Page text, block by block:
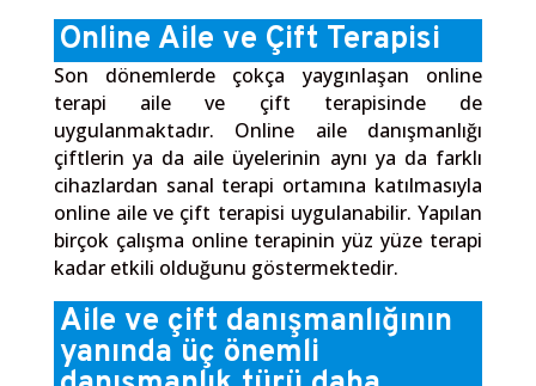
Online Aile ve Çift Terapisi
Son dönemlerde çokça yaygınlaşan online
terapi aile ve çift terapisinde de
uygulanmaktadır. Online aile danışmanlığı
çiftlerin ya da aile üyelerinin aynı ya da farklı
cihazlardan sanal terapi ortamına katılmasıyla
online aile ve çift terapisi uygulanabilir. Yapılan
birçok çalışma online terapinin yüz yüze terapi
kadar etkili olduğunu göstermektedir.
Aile ve çift danışmanlığının
yanında üç önemli